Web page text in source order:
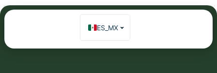
ES_MX
EN
Inicio»El debate sobre la ropa de cama: lo que necesita saber